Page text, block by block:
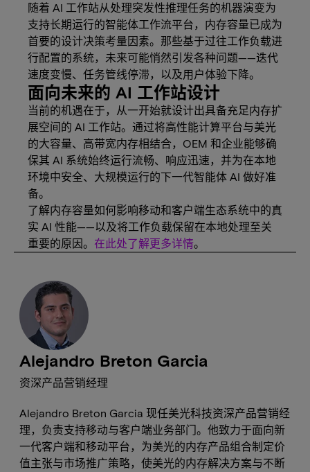
随着 AI 工作站从处理突发性推理任务的机器演变为
支持长期运行的智能体工作流平台，内存容量已成为
首要的设计决策考量因素。那些基于过往工作负载进
行配置的系统，未来可能悄然引发各种问题——迭代
速度变慢、任务管线停滞，以及用户体验下降。
面向未来的 AI 工作站设计
当前的机遇在于，从一开始就设计出具备充足内存扩
展空间的 AI 工作站。通过将高性能计算平台与美光
的大容量、高带宽内存相结合，OEM 和企业能够确
保其 AI 系统始终运行流畅、响应迅速，并为在本地
环境中安全、大规模运行的下一代智能体 AI 做好准
备。
了解内存容量如何影响移动和客户端生态系统中的真
实 AI 性能——以及将工作负载保留在本地处理至关
重要的原因。 在此处了解更多详情。
资深产品营销经理
Alejandro Breton Garcia
Alejandro Breton Garcia 现任美光科技资深产品营销经
理，负责支持移动与客户端业务部门。他致力于面向新
一代客户端和移动平台，为美光的内存产品组合制定价
值主张与市场推广策略，使美光的内存解决方案与不断